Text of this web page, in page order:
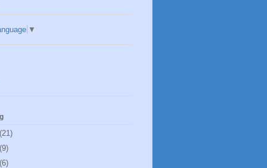
▼
(21)
(9)
(6)